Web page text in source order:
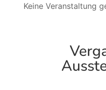
Keine Veranstaltung